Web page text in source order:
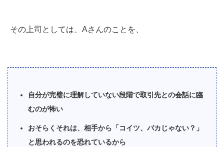
その上司としては、Aさんのことを、
自分が完璧に理解していない段階で取引先との会話に臨
むのが怖い
おそらくそれは、相手から「コイツ、バカじゃない？」
と思われるのを恐れているから